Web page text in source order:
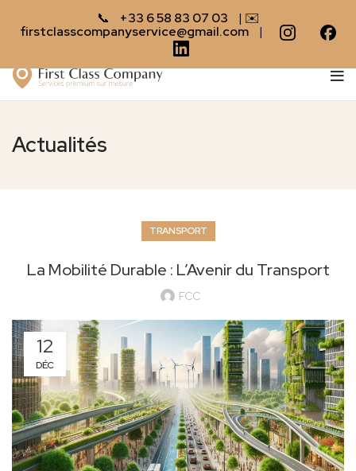
📞 +33 6 58 83 07 03
| ✉️
firstclasscompanyservice@gmail.com
|
Actualités
TRANSPORT
La Mobilité Durable : L’Avenir du Transport
FCC
12
DÉC